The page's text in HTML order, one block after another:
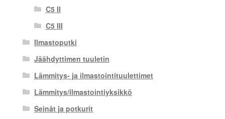
C5 II
C5 III
Ilmastoputki
Jäähdyttimen tuuletin
Lämmitys- ja ilmastointituulettimet
Lämmitys/ilmastointiyksikkö
Seinät ja potkurit